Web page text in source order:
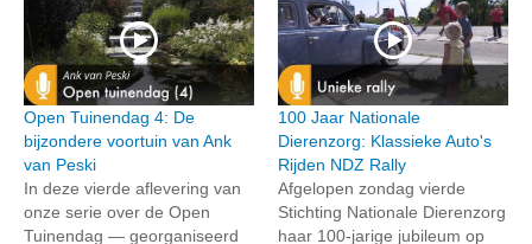
Open Tuinendag 4: De
bijzondere voortuin van Ank
van Peski
In deze vierde aflevering van
onze serie over de Open
Tuinendag — georganiseerd
100 Jaar Nationale
Dierenzorg: Klassieke Auto's
Rijden NDZ Rally
Afgelopen zondag vierde
Stichting Nationale Dierenzorg
haar 100-jarige jubileum op